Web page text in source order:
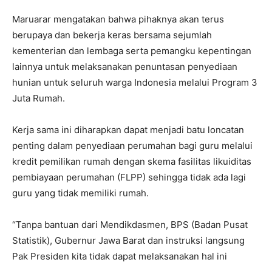
Maruarar mengatakan bahwa pihaknya akan terus
berupaya dan bekerja keras bersama sejumlah
kementerian dan lembaga serta pemangku kepentingan
lainnya untuk melaksanakan penuntasan penyediaan
hunian untuk seluruh warga Indonesia melalui Program 3
Juta Rumah.
Kerja sama ini diharapkan dapat menjadi batu loncatan
penting dalam penyediaan perumahan bagi guru melalui
kredit pemilikan rumah dengan skema fasilitas likuiditas
pembiayaan perumahan (FLPP) sehingga tidak ada lagi
guru yang tidak memiliki rumah.
“Tanpa bantuan dari Mendikdasmen, BPS (Badan Pusat
Statistik), Gubernur Jawa Barat dan instruksi langsung
Pak Presiden kita tidak dapat melaksanakan hal ini